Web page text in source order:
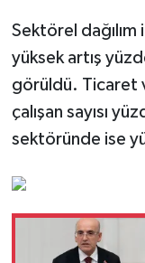
Sektörel dağılım
yüksek artış
görüldü. Ticaret
çalışan sayısı
sektöründe ise